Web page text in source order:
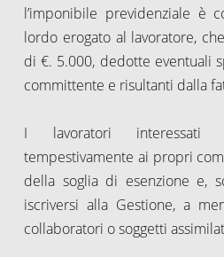
l’imponibile previdenziale è
lordo erogato al lavoratore,
di €. 5.000, dedotte eventuali
committente e risultanti dalla
I lavoratori interessati
tempestivamente ai propri
della soglia di esenzione e,
iscriversi alla Gestione, a
collaboratori o soggetti